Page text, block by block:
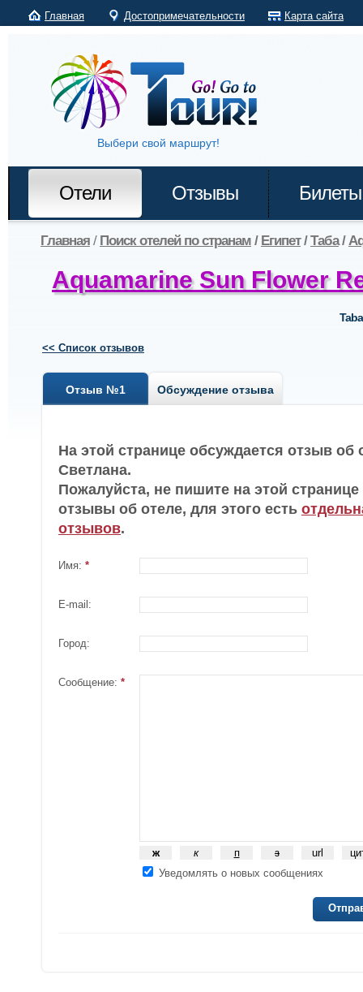
Главная Достопримечательности Карта сайта
Выбери свой маршрут!
Отели Отзывы Билеты
Главная / Поиск отелей по странам / Египет/Таба/
Aquamarine Sun Flower
<< Список отзывов
Отзыв №1 Обсуждение отзыва
На этой странице обсуждается отзыв об
Светлана.
Пожалуйста, не пишите на этой
отзывы об отеле, для этого есть
отзывов.
Имя: *
E-mail:
Город:
Сообщение: *
Уведомлять о новых сообщениях